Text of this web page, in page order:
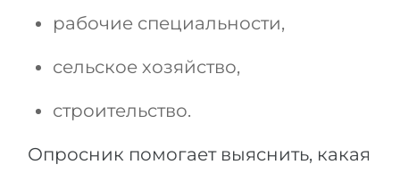
рабочие специальности,
сельское хозяйство,
строительство.
Опросник помогает выяснить, какая